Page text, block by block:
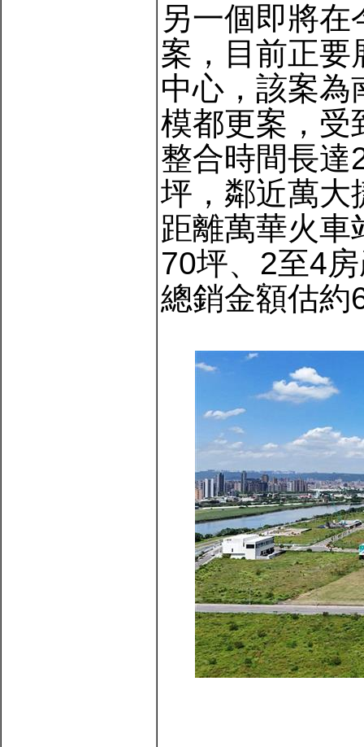
另一個即將
案，目前正要
中心，該案為
模都更案，受
整合時間長達
坪，鄰近萬大
距離萬華火車
70坪、2至4
總銷金額估約